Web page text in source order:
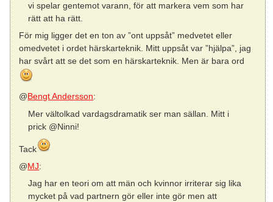
vi spelar gentemot varann, för att markera vem som har
rätt att ha rätt.
För mig ligger det en ton av ”ont uppsåt” medvetet eller
omedvetet i ordet härskarteknik. Mitt uppsåt var ”hjälpa”, jag
har svårt att se det som en härskarteknik. Men är bara ord
@Bengt Andersson:
Mer vältolkad vardagsdramatik ser man sällan. Mitt i
prick @Ninni!
Tack
@MJ:
Jag har en teori om att män och kvinnor irriterar sig lika
mycket på vad partnern gör eller inte gör men att